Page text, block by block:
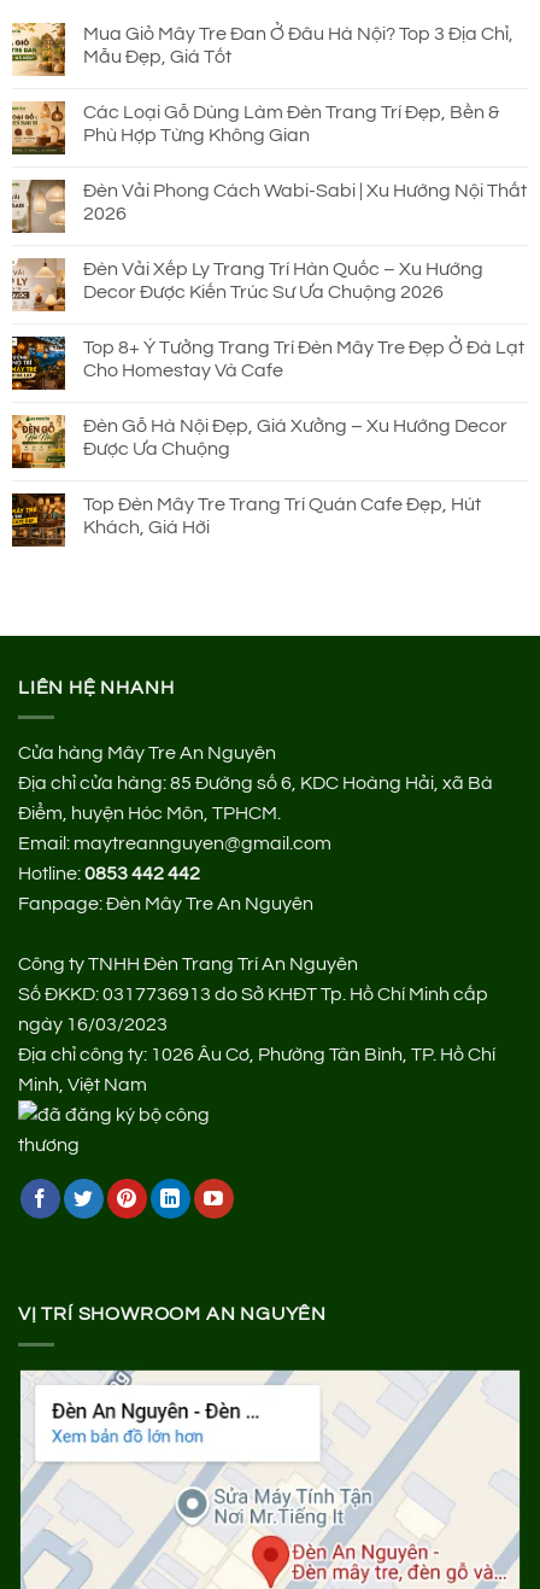
Mua Giỏ Mây Tre Đan Ở Đâu Hà Nội? Top 3 Địa Chỉ,
Mẫu Đẹp, Giá Tốt
Các Loại Gỗ Dùng Làm Đèn Trang Trí Đẹp, Bền &
Phù Hợp Từng Không Gian
Đèn Vải Phong Cách Wabi-Sabi | Xu Hướng Nội Thất
2026
Đèn Vải Xếp Ly Trang Trí Hàn Quốc – Xu Hướng
Decor Được Kiến Trúc Sư Ưa Chuộng 2026
Top 8+ Ý Tưởng Trang Trí Đèn Mây Tre Đẹp Ở Đà Lạt
Cho Homestay Và Cafe
Đèn Gỗ Hà Nội Đẹp, Giá Xưởng – Xu Hướng Decor
Được Ưa Chuộng
Top Đèn Mây Tre Trang Trí Quán Cafe Đẹp, Hút
Khách, Giá Hời
LIÊN HỆ NHANH
Cửa hàng Mây Tre An Nguyên
Địa chỉ cửa hàng:85 Đường số 6, KDC Hoàng Hải, xã Bà
Điểm, huyện Hóc Môn, TPHCM.
Email: maytreannguyen@gmail.com
Hotline:0853 442 442
Fanpage:Đèn Mây Tre An Nguyên
Công ty TNHH Đèn Trang Trí An Nguyên
Số ĐKKD: 0317736913 do Sở KHĐT Tp. Hồ Chí Minh cấp
ngày 16/03/2023
Địa chỉ công ty: 1026 Âu Cơ, Phường Tân Bình, TP. Hồ Chí
Minh, Việt Nam
VỊ TRÍ SHOWROOM AN NGUYÊN